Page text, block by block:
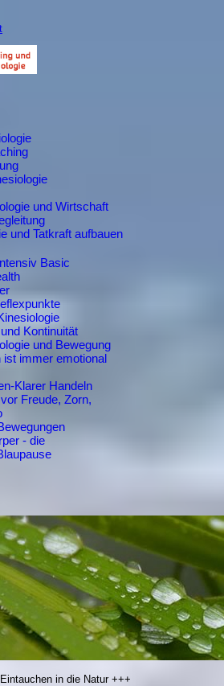
und Wirtschaft
und Tatkraft aufbauen
Basic
Kontinuität
und Bewegung
ist immer emotional
Klarer Handeln
Freude, Zorn,
- die
in die Natur +++